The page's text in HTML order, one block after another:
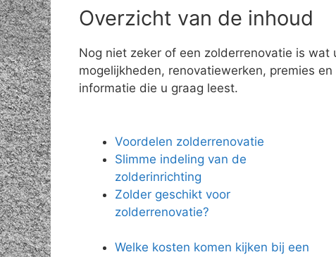
Overzicht van de inhoud
Nog niet zeker of een zolderrenovatie is
mogelijkheden, renovatiewerken, premies
informatie die u graag leest.
Voordelen zolderrenovatie
Slimme indeling van de
zolderinrichting
Zolder geschikt voor
zolderrenovatie?
Welke kosten komen kijken bij een